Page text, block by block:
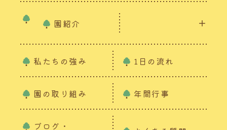
園紹介
私たちの強み 1日の流れ
園の取り組み 年間行事
ブログ・